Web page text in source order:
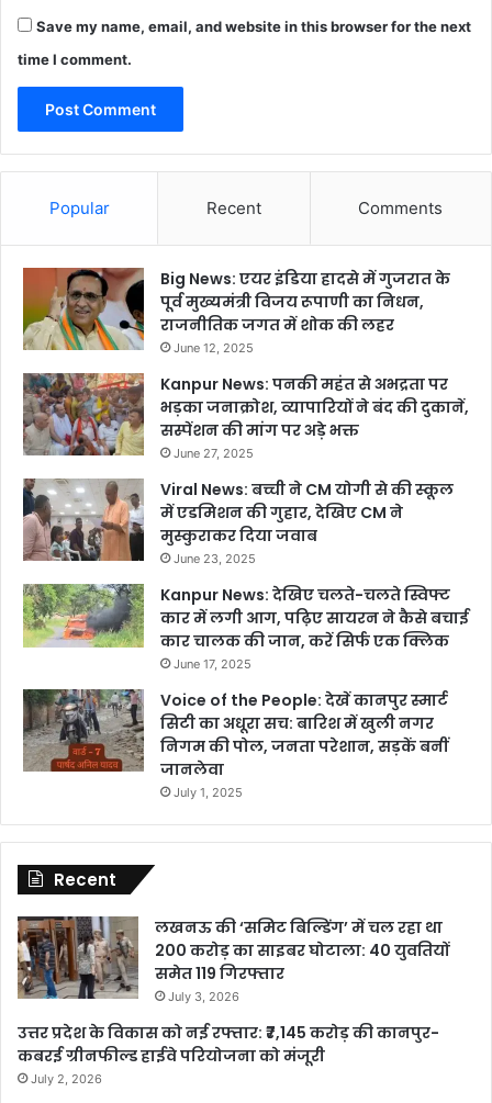
Save my name, email, and website in this browser for the next
time I comment.
Popular Recent Comments
Big News: एयर इंडिया हादसे में गुजरात के
पूर्व मुख्यमंत्री विजय रूपाणी का निधन,
राजनीतिक जगत में शोक की लहर
June 12, 2025
Kanpur News: पनकी महंत से अभद्रता पर
भड़का जनाक्रोश, व्यापारियों ने बंद की दुकानें,
सस्पेंशन की मांग पर अड़े भक्त
June 27, 2025
Viral News: बच्ची ने CM योगी से की स्कूल
में एडमिशन की गुहार, देखिए CM ने
मुस्कुराकर दिया जवाब
June 23, 2025
Kanpur News: देखिए चलते-चलते स्विफ्ट
कार में लगी आग, पढ़िए सायरन ने कैसे बचाई
कार चालक की जान, करें सिर्फ एक क्लिक
June 17, 2025
Voice of the People: देखें कानपुर स्मार्ट
सिटी का अधूरा सच: बारिश में खुली नगर
निगम की पोल, जनता परेशान, सड़कें बनीं
जानलेवा
July 1, 2025
Recent
लखनऊ की ‘समिट बिल्डिंग’ में चल रहा था
200 करोड़ का साइबर घोटाला: 40 युवतियों
समेत 119 गिरफ्तार
July 3, 2026
उत्तर प्रदेश के विकास को नई रफ्तार: ₹7,145 करोड़ की कानपुर-
कबरई ग्रीनफील्ड हाईवे परियोजना को मंजूरी
July 2, 2026